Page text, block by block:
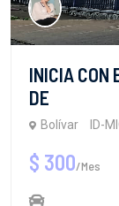
INICIA CON
DE
Bolívar ID-
$ 300/Mes